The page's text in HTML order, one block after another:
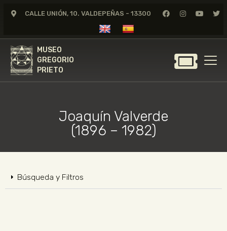
CALLE UNIÓN, 10. VALDEPEÑAS - 13300
MUSEO
GREGORIO
PRIETO
MUSEO
GREGORIO
GREGORIO PRIETO
ARCHIVO
CERTAMEN DE DIBUJO
NOTICIAS
Joaquín Valverde
(1896 – 1982)
Búsqueda y Filtros